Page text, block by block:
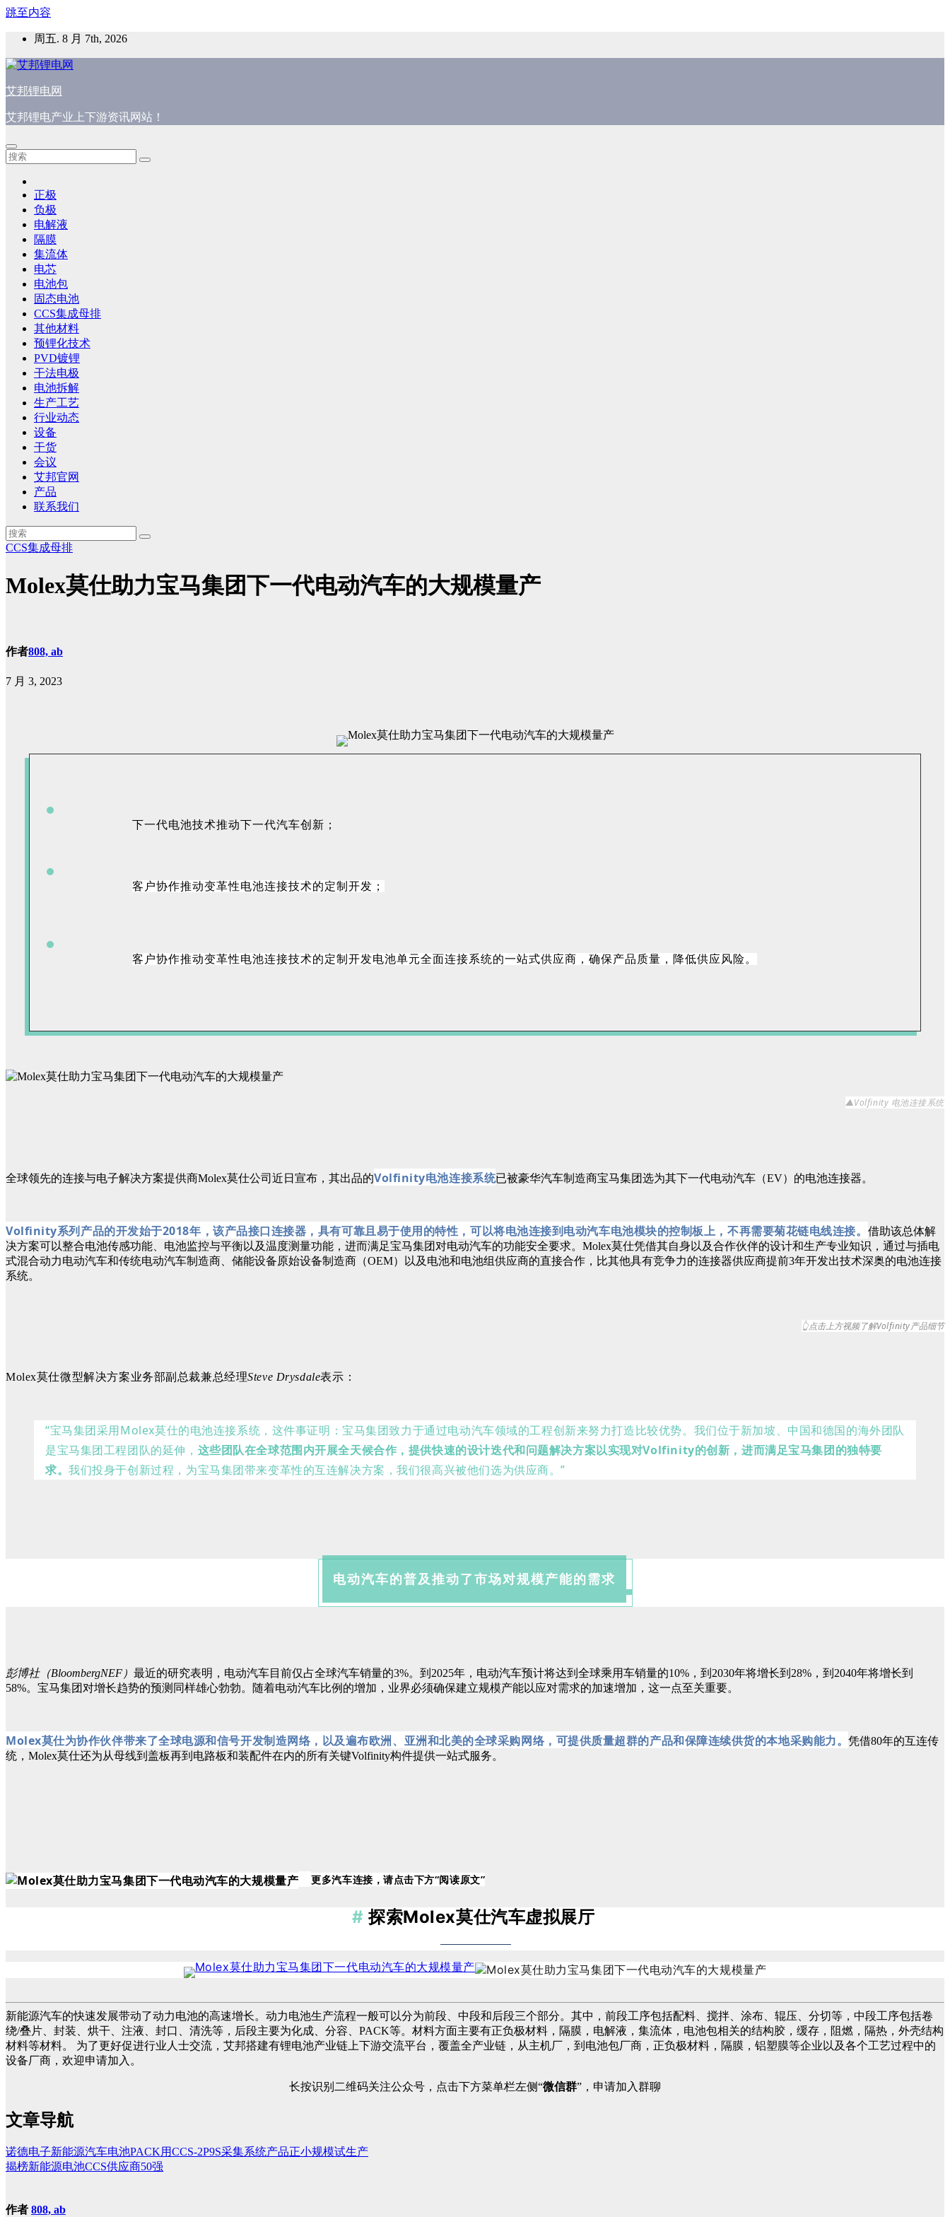
跳至内容
周五. 8 月 7th, 2026
艾邦锂电网
艾邦锂电产业上下游资讯网站！
正极
负极
电解液
隔膜
集流体
电芯
电池包
固态电池
CCS集成母排
其他材料
预锂化技术
PVD镀锂
干法电极
电池拆解
生产工艺
行业动态
设备
干货
会议
艾邦官网
产品
联系我们
CCS集成母排
Molex莫仕助力宝马集团下一代电动汽车的大规模量产
作者808, ab
7 月 3, 2023
下一代电池技术推动下一代汽车创新；
客户协作推动变革性电池连接技术的定制开发；
客户协作推动变革性电池连接技术的定制开发电池单元全面连接系统的一站式供应商，确保产品质量，降低供应风险。
▲Volfinity 电池连接系统
全球领先的连接与电子解决方案提供商Molex莫仕公司近日宣布，其出品的Volfinity电池连接系统已被豪华汽车制造商宝马集团选为其下一代电动汽车（EV）的电池连接器。
Volfinity系列产品的开发始于2018年，该产品接口连接器，具有可靠且易于使用的特性，可以将电池连接到电动汽车电池模块的控制板上，不再需要菊花链电线连接。
借助该总体解
决方案可以整合电池传感功能、电池监控与平衡以及温度测量功能，进而满足宝马集团对电动汽车的功能安全要求。Molex莫仕凭借其自身以及合作伙伴的设计和生产专业知识，通过与插电
式混合动力电动汽车和传统电动汽车制造商、储能设备原始设备制造商（OEM）以及电池和电池组供应商的直接合作，比其他具有竞争力的连接器供应商提前3年开发出技术深奥的电池连接
系统。
👆点击上方视频了解Volfinity产品细节
Molex莫仕微型解决方案业务部副总裁兼总经理Steve Drysdale表示 ：
“宝马集团采用Molex莫仕的电池连接系统，这件事证明：宝马集团致力于通过电动汽车领域的工程创新来努力打造比较优势。我们位于新加坡、中国和德国的海外团队
是宝马集团工程团队的延伸， 这些团队在全球范围内开展全天候合作，提供快速的设计迭代和问题解决方案以实现对Volfinity的创新，进而满足宝马集团的独特要
求。我们投身于创新过程，为宝马集团带来变革性的互连解决方案，我们很高兴被他们选为供应商。”
电动汽车的普及推动了市场对规模产能的需求
彭博社（BloombergNEF） 最近的研究表明，电动汽车目前仅占全球汽车销量的3%。到2025年，电动汽车预计将达到全球乘用车销量的10%，到2030年将增长到28%，到2040年将增长到
58%。宝马集团对增长趋势的预测同样雄心勃勃。随着电动汽车比例的增加，业界必须确保建立规模产能以应对需求的加速增加，这一点至关重要。
Molex莫仕为协作伙伴带来了全球电源和信号开发制造网络，以及遍布欧洲、亚洲和北美的全球采购网络，可提供质量超群的产品和保障连续供货的本地采购能力。凭借80年的互连传
统，Molex莫仕还为从母线到盖板再到电路板和装配件在内的所有关键Volfinity构件提供一站式服务。
更多汽车连接 ，请点击下方“阅读原文”
#探索Molex莫仕汽车虚拟展厅
新能源汽车的快速发展带动了动力电池的高速增长。动力电池生产流程一般可以分为前段、中段和后段三个部分。其中，前段工序包括配料、搅拌、涂布、辊压、分切等，中段工序包括卷
绕/叠片、封装、烘干、注液、封口、清洗等，后段主要为化成、分容、PACK等。材料方面主要有正负极材料，隔膜，电解液，集流体，电池包相关的结构胶，缓存，阻燃，隔热，外壳结构
材料等材料。 为了更好促进行业人士交流，艾邦搭建有锂电池产业链上下游交流平台，覆盖全产业链，从主机厂，到电池包厂商，正负极材料，隔膜，铝塑膜等企业以及各个工艺过程中的
设备厂商，欢迎申请加入。
长按识别二维码关注公众号，点击下方菜单栏左侧“微信群”，申请加入群聊
文章导航
诺德电子新能源汽车电池PACK用CCS-2P9S采集系统产品正小规模试生产
揭榜新能源电池CCS供应商50强
作者 808, ab